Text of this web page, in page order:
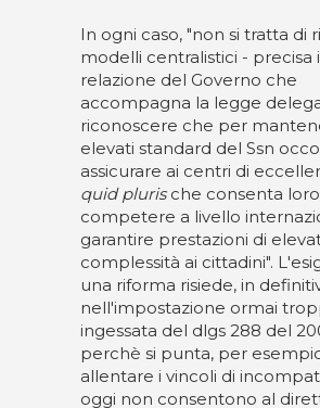
In ogni caso, "non si tratta di
modelli centralistici - precisa
relazione del Governo che
accompagna la legge
riconoscere che per
elevati standard del Ssn
assicurare ai centri di
quid plurische consenta
competere a livello
garantire prestazioni di
complessità ai cittadini".
una riforma risiede, in
nell'impostazione ormai
ingessata del dlgs 288 del
perchè si punta, per
allentare i vincoli di
oggi non consentono al